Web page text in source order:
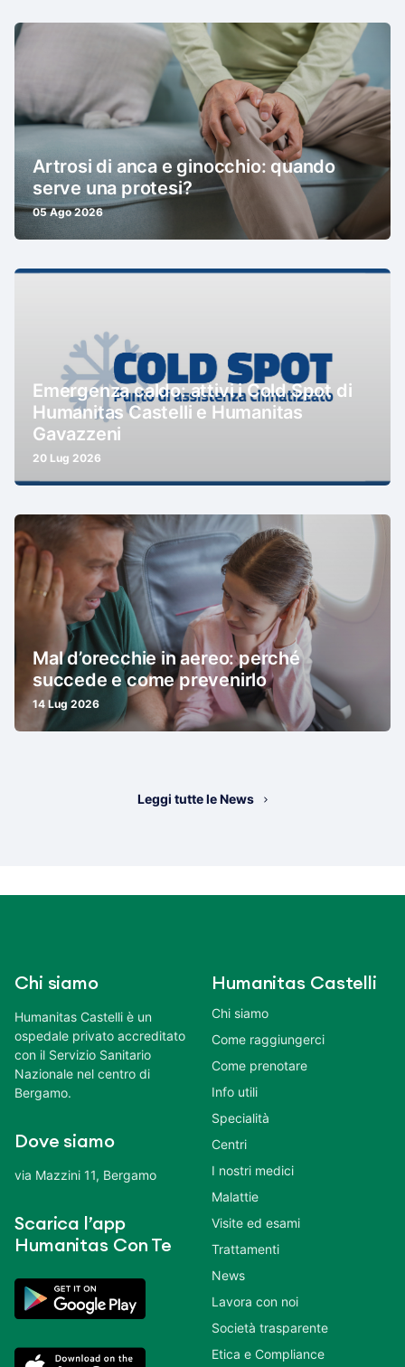
Artrosi di anca e ginocchio: quando
serve una protesi?
05 Ago 2026
Emergenza caldo: attivi i Cold Spot di
Humanitas Castelli e Humanitas
Gavazzeni
20 Lug 2026
Mal d’orecchie in aereo: perché
succede e come prevenirlo
14 Lug 2026
Leggi tutte le News
Chi siamo
Humanitas Castelli è un
ospedale privato accreditato
con il Servizio Sanitario
Nazionale nel centro di
Bergamo.
Dove siamo
via Mazzini 11, Bergamo
Scarica l’app
Humanitas Con Te
Humanitas Castelli
Chi siamo
Come raggiungerci
Come prenotare
Info utili
Specialità
Centri
I nostri medici
Malattie
Visite ed esami
Trattamenti
News
Lavora con noi
Società trasparente
Etica e Compliance